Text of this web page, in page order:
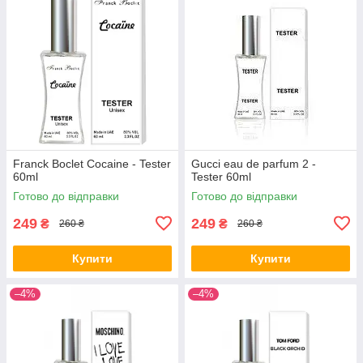
Franck Boclet Cocaine - Tester
60ml
Готово до відправки
249 ₴ 260 ₴
Купити
Gucci eau de parfum 2 -
Tester 60ml
Готово до відправки
249 ₴ 260 ₴
Купити
–4% –4%